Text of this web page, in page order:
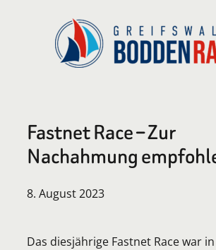
Fastnet Race – Zur
Nachahmung
8. August 2023
Das diesjährige Fastnet Race war